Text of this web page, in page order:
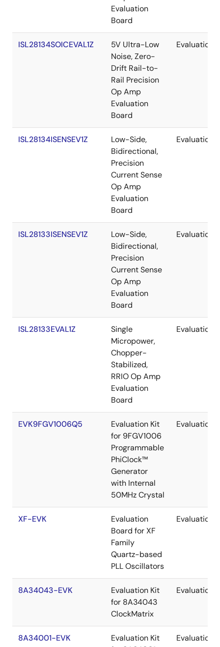
Evaluation
Board
ISL28134SOICEVAL1Z
5V Ultra-Low
Noise, Zero-
Drift Rail-to-
Rail Precision
Op Amp
Evaluation
Board
Evaluation
ISL28134ISENSEV1Z
Low-Side,
Bidirectional,
Precision
Current Sense
Op Amp
Evaluation
Board
Evaluation
ISL28133ISENSEV1Z
Low-Side,
Bidirectional,
Precision
Current Sense
Op Amp
Evaluation
Board
Evaluation
ISL28133EVAL1Z
Single
Micropower,
Chopper-
Stabilized,
RRIO Op Amp
Evaluation
Board
Evaluation
EVK9FGV1006Q5
Evaluation Kit
for 9FGV1006
Programmable
PhiClock™
Generator
with Internal
50MHz Crystal
Evaluation
XF-EVK
Evaluation
Board for XF
Family
Quartz-based
PLL Oscillators
Evaluation
8A34043-EVK
Evaluation Kit
for 8A34043
ClockMatrix
Evaluation
8A34001-EVK
Evaluation Kit
Evaluation